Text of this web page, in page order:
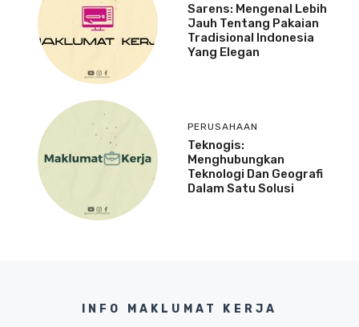
Sarens: Mengenal Lebih
Jauh Tentang Pakaian
Tradisional Indonesia
Yang Elegan
PERUSAHAAN
Teknogis:
Menghubungkan
Teknologi Dan Geografi
Dalam Satu Solusi
INFO MAKLUMAT KERJA